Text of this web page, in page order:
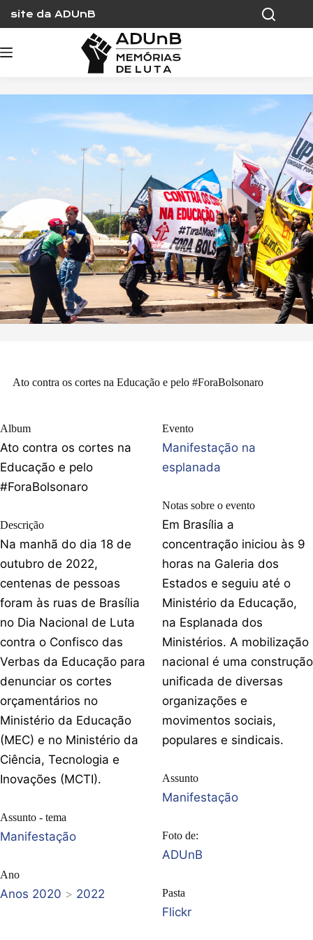
content
site da ADUnB
Ato contra os cortes na Educação e pelo #ForaBolsonaro
Album
Ato contra os cortes na
Educação e pelo
#ForaBolsonaro
Descrição
Na manhã do dia 18 de
outubro de 2022,
centenas de pessoas
foram às ruas de Brasília
no Dia Nacional de Luta
contra o Confisco das
Verbas da Educação para
denunciar os cortes
orçamentários no
Ministério da Educação
(MEC) e no Ministério da
Ciência, Tecnologia e
Inovações (MCTI).
Assunto - tema
Manifestação
Ano
Anos 2020 > 2022
Evento
Manifestação na
esplanada
Notas sobre o evento
Em Brasília a
concentração iniciou às 9
horas na Galeria dos
Estados e seguiu até o
Ministério da Educação,
na Esplanada dos
Ministérios. A mobilização
nacional é uma construção
unificada de diversas
organizações e
movimentos sociais,
populares e sindicais.
Assunto
Manifestação
Foto de:
ADUnB
Pasta
Flickr